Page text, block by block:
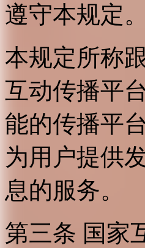
遵守本规定。
本规定所称
互动传播平
能的传播平
为用户提供
息的服务。
第三条 国家